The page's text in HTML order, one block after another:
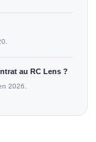
au RC Lens ?
2026.